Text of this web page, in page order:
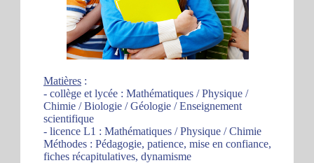
Matières :
- collège et lycée : Mathématiques / Physique /
Chimie / Biologie / Géologie / Enseignement
scientifique
- licence L1 : Mathématiques / Physique / Chimie
Méthodes : Pédagogie, patience, mise en confiance,
fiches récapitulatives, dynamisme